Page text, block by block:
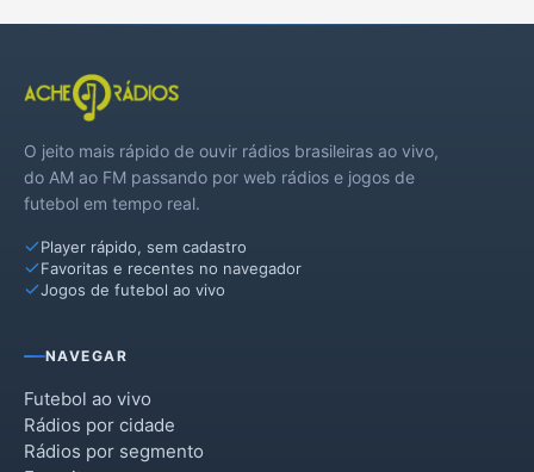
O jeito mais rápido de ouvir rádios brasileiras ao vivo,
do AM ao FM passando por web rádios e jogos de
futebol em tempo real.
Player rápido, sem cadastro
Favoritas e recentes no navegador
Jogos de futebol ao vivo
NAVEGAR
Futebol ao vivo
Rádios por cidade
Rádios por segmento